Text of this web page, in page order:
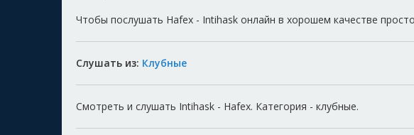
Чтобы послушать Hafex - Intihask онлайн в хорошем качестве
Слушать из: Клубные
Смотреть и слушать Intihask - Hafex. Категория - клубные.